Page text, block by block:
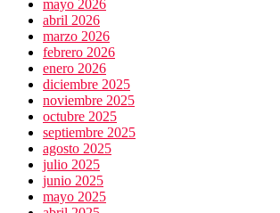
mayo 2026
abril 2026
marzo 2026
febrero 2026
enero 2026
diciembre 2025
noviembre 2025
octubre 2025
septiembre 2025
agosto 2025
julio 2025
junio 2025
mayo 2025